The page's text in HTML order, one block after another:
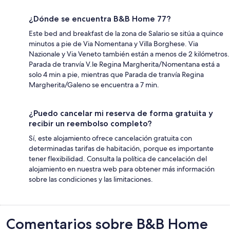
¿Dónde se encuentra B&B Home 77?
Este bed and breakfast de la zona de Salario se sitúa a quince
minutos a pie de Via Nomentana y Villa Borghese. Via
Nazionale y Via Veneto también están a menos de 2 kilómetros.
Parada de tranvía V.le Regina Margherita/Nomentana está a
solo 4 min a pie, mientras que Parada de tranvía Regina
Margherita/Galeno se encuentra a 7 min.
¿Puedo cancelar mi reserva de forma gratuita y
recibir un reembolso completo?
Sí, este alojamiento ofrece cancelación gratuita con
determinadas tarifas de habitación, porque es importante
tener flexibilidad. Consulta la política de cancelación del
alojamiento en nuestra web para obtener más información
sobre las condiciones y las limitaciones.
Comentarios
Comentarios sobre B&B Home